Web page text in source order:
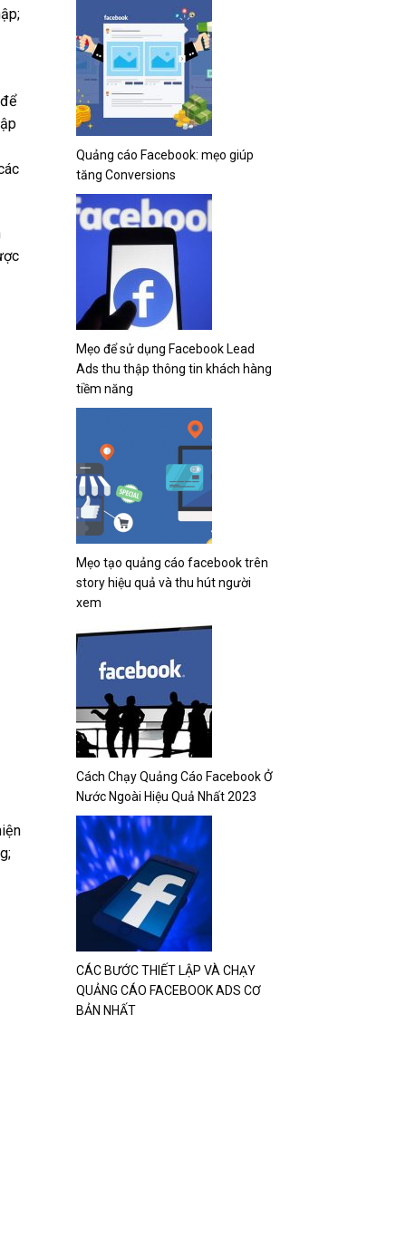
Quảng cáo Facebook: mẹo giúp
tăng Conversions
Mẹo để sử dụng Facebook Lead
Ads thu thập thông tin khách hàng
tiềm năng
Mẹo tạo quảng cáo facebook trên
story hiệu quả và thu hút người
xem
Cách Chạy Quảng Cáo Facebook Ở
Nước Ngoài Hiệu Quả Nhất 2023
CÁC BƯỚC THIẾT LẬP VÀ CHẠY
QUẢNG CÁO FACEBOOK ADS CƠ
BẢN NHẤT